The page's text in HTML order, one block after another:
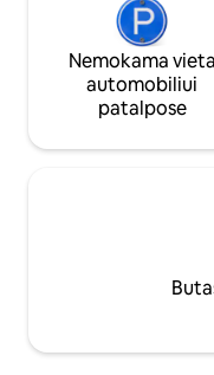
Nemokama vieta
automobiliui
patalpose